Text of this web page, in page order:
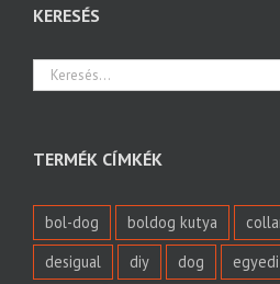
KERESÉS
Keresés...
TERMÉK CÍMKÉK
bol-dog boldog kutya
desigual
diy dog egyedi